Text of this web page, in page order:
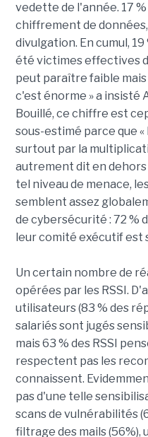
vedette de l'année. 17
chiffrement de
divulgation. En cumul,
été victimes effectives
peut paraître faible
c'est énorme » a insisté
Bouillé, ce chiffre est
sous-estimé parce que
surtout par la
autrement dit en dehors
tel niveau de menace,
semblent assez
de cybersécurité : 72 %
leur comité exécutif est
Un certain nombre de
opérées par les RSSI.
utilisateurs (83 % des
salariés sont jugés
mais 63 % des RSSI
respectent pas les
connaissent.
pas d'une telle
scans de vulnérabilités
filtrage des mails (56%),